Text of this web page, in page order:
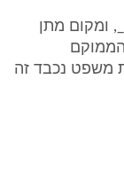
ומקום מתן
הממוקם
משפט נכבד זה